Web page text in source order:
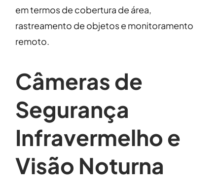
em termos de cobertura de área,
rastreamento de objetos e monitoramento
remoto.
Câmeras de
Segurança
Infravermelho e
Visão Noturna